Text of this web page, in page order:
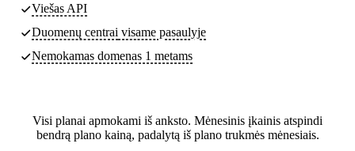
Viešas API
Duomenų centrai visame pasaulyje
Nemokamas domenas 1 metams
Visi planai apmokami iš anksto. Mėnesinis įkainis atspindi
bendrą plano kainą, padalytą iš plano trukmės mėnesiais.